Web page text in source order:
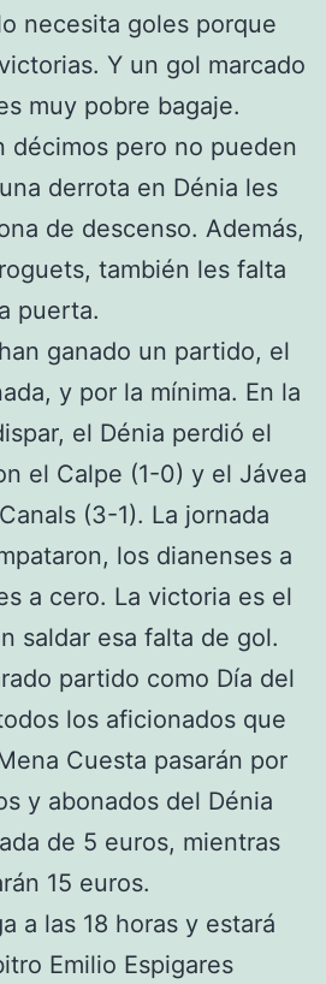
necesita goles porque
Y un gol marcado
muy pobre bagaje.
décimos pero no pueden
derrota en Dénia les
de descenso. Además,
también les falta
puerta.
ganado un partido, el
y por la mínima. En la
el Dénia perdió el
el Calpe (1-0) y el Jávea
(3-1). La jornada
los dianenses a
a cero. La victoria es el
saldar esa falta de gol.
partido como Día del
los aficionados que
Cuesta pasarán por
y abonados del Dénia
de 5 euros, mientras
15 euros.
a las 18 horas y estará
Emilio Espigares